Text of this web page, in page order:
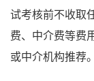
试考核前不收取
费、中介费等费
或中介机构推荐。